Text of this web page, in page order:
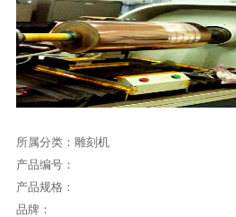
雕刻机
所属分类：雕刻机
产品编号：
产品规格：
品牌：